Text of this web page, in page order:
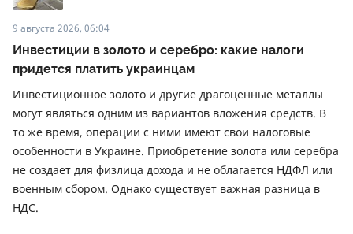
9 августа 2026, 06:04
Инвестиции в золото и серебро: какие налоги
придется платить украинцам
Инвестиционное золото и другие драгоценные металлы
могут являться одним из вариантов вложения средств. В
то же время, операции с ними имеют свои налоговые
особенности в Украине. Приобретение золота или серебра
не создает для физлица дохода и не облагается НДФЛ или
военным сбором. Однако существует важная разница в
НДС.